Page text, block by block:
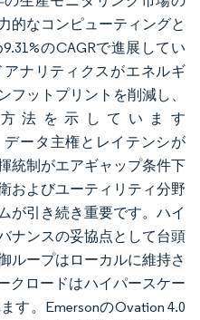
的なコンピューティングと
のCAGRで進展してい
ナリティクスがエネルギ
フットプリントを削減し、
法を示しています
データ主権とレイテンシが
統制がエアギャップ条件下
およびユーティリティ分野
が引き続き重要です。ハイ
ナンスの妥協点として台頭
ループはローカルに維持さ
クロードはハイパースケー
す。EmersonのOvation 4.0